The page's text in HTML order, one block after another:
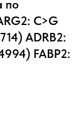
по
C>G
ADRB2:
FABP2: